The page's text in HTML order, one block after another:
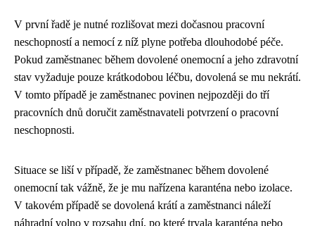
V první řadě je nutné rozlišovat mezi dočasnou pracovní
neschopností a nemocí z níž plyne potřeba dlouhodobé péče.
Pokud zaměstnanec během dovolené onemocní a jeho zdravotní
stav vyžaduje pouze krátkodobou léčbu, dovolená se mu nekrátí.
V tomto případě je zaměstnanec povinen nejpozději do tří
pracovních dnů doručit zaměstnavateli potvrzení o pracovní
neschopnosti.
Situace se liší v případě, že zaměstnanec během dovolené
onemocní tak vážně, že je mu nařízena karanténa nebo izolace.
V takovém případě se dovolená krátí a zaměstnanci náleží
náhradní volno v rozsahu dní, po které trvala karanténa nebo